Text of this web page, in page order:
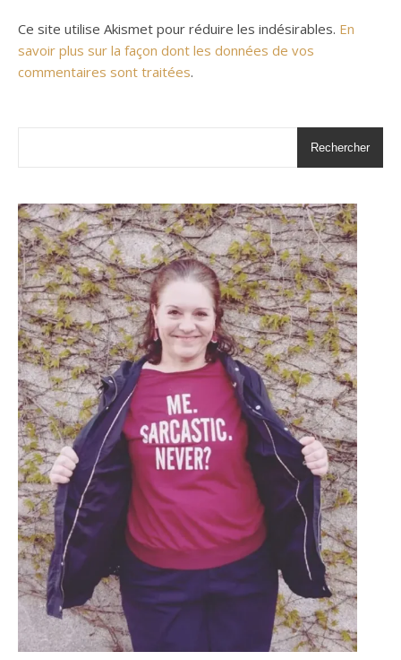
Ce site utilise Akismet pour réduire les indésirables. En
savoir plus sur la façon dont les données de vos
commentaires sont traitées.
Rechercher